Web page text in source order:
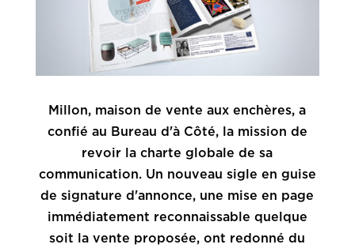
Millon, maison de vente aux enchères, a
confié au Bureau d'à Côté, la mission de
revoir la charte globale de sa
communication. Un nouveau sigle en guise
de signature d'annonce, une mise en page
immédiatement reconnaissable quelque
soit la vente proposée, ont redonné du